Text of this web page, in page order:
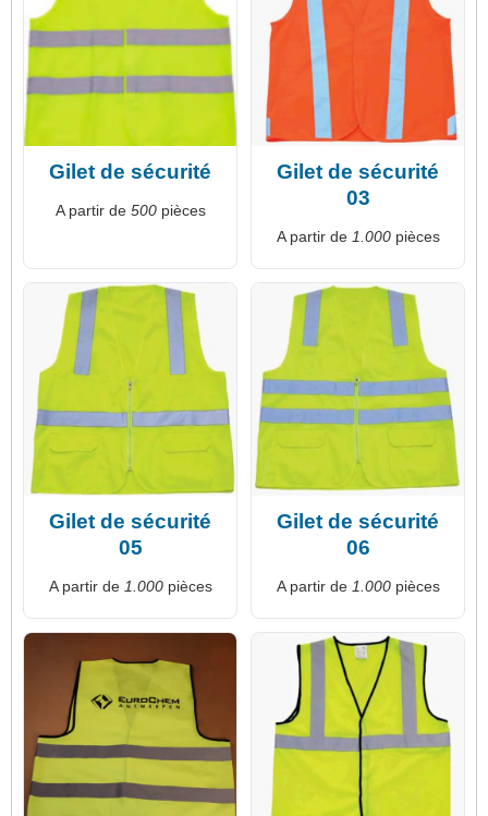
Gilet de sécurité
A partir de 500pièces
Gilet de sécurité
03
A partir de 1.000pièces
Gilet de sécurité
05
A partir de 1.000pièces
Gilet de sécurité
06
A partir de 1.000pièces